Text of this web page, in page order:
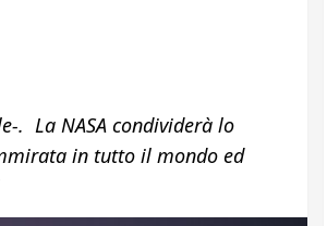
. La NASA condividerà lo
in tutto il mondo ed